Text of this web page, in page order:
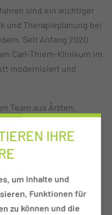
sind ein wichtiger
und Therapieplanung bei
Seit Anfang 2020
Carl-Thiem-Klinikum im
modernisiert und
Team aus Ärzten,
Chefarzt Dr. med.
ein noch
für alle bildgebenden
Stand der
ersten Bauabschnitt der
Gammakameras
IHRE
um Inhalte und
Funktionen für
zu können und die